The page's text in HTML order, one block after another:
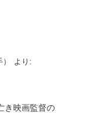
より:
き映画監督の